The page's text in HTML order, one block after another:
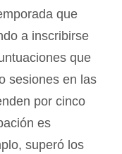
que
a inscribirse
que
sesiones en las
por cinco
es
superó los